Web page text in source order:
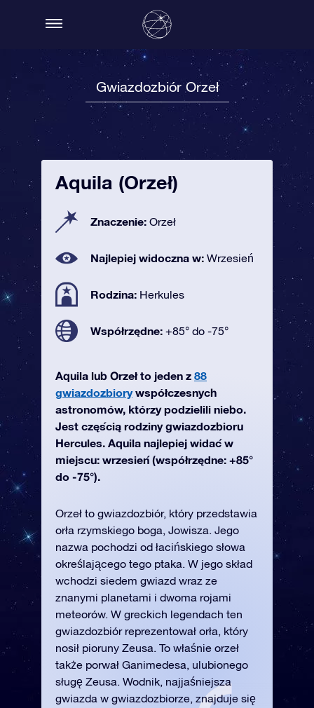
Gwiazdozbiór Orzeł
Aquila (Orzeł)
Znaczenie: Orzeł
Najlepiej widoczna w: Wrzesień
Rodzina: Herkules
Współrzędne: +85° do -75°
Aquila lub Orzeł to jeden z 88
gwiazdozbiorywspółczesnych
astronomów, którzy podzielili niebo.
Jest częścią rodziny gwiazdozbioru
Hercules. Aquila najlepiej widać w
miejscu: wrzesień (współrzędne: +85°
do -75°).
Orzeł to gwiazdozbiór, który przedstawia
orła rzymskiego boga, Jowisza. Jego
nazwa pochodzi od łacińskiego słowa
określającego tego ptaka. W jego skład
wchodzi siedem gwiazd wraz ze
znanymi planetami i dwoma rojami
meteorów. W greckich legendach ten
gwiazdozbiór reprezentował orła, który
nosił pioruny Zeusa. To właśnie orzeł
także porwał Ganimedesa, ulubionego
sługę Zeusa. Wodnik, najjaśniejsza
gwiazda w gwiazdozbiorze, znajduje się